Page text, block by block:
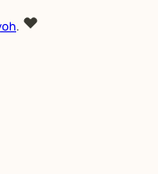
.